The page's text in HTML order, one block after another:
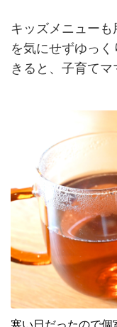
キッズメニューも
を気にせずゆっ
きると、子育てマ